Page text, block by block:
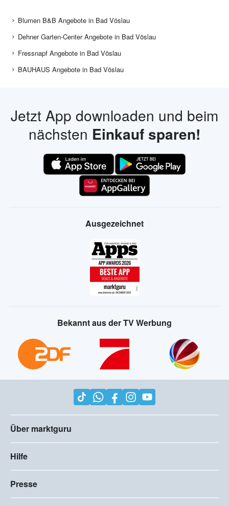
Blumen B&B Angebote in Bad Vöslau
Dehner Garten-Center Angebote in Bad Vöslau
Fressnapf Angebote in Bad Vöslau
BAUHAUS Angebote in Bad Vöslau
Jetzt App downloaden und beim
nächsten Einkauf sparen!
Ausgezeichnet
Bekannt aus der TV Werbung
Über marktguru
Hilfe
Presse